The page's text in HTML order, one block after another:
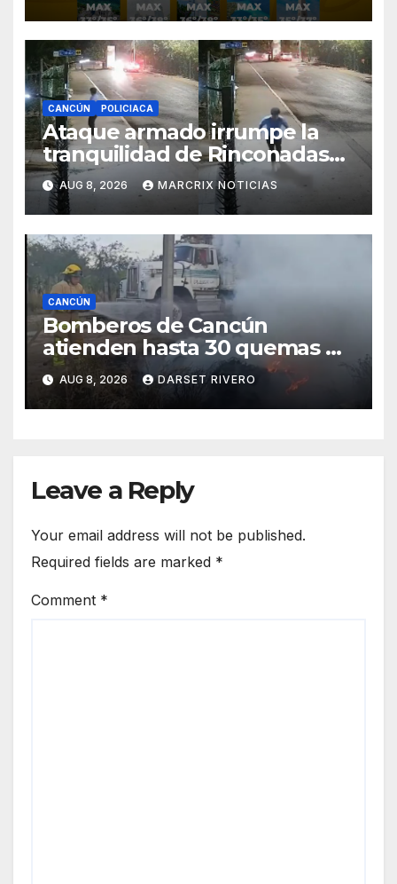
CANCÚN POLICIACA
Ataque armado irrumpe la
tranquilidad de Rinconadas
del Mar en Cancún
AUG 8, 2026 MARCRIX NOTICIAS
CANCÚN
Bomberos de Cancún
atienden hasta 30 quemas de
basura y áreas verdes
durante el mes de Julio
AUG 8, 2026 DARSET RIVERO
Leave a Reply
Your email address will not be published.
Required fields are marked *
Comment *